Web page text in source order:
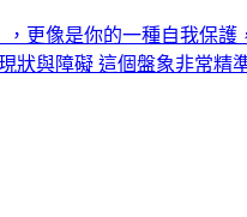
更像是你的一種自我保
狀與障礙 這個盤象非常精